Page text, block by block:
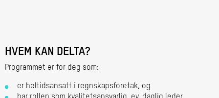
HVEM KAN DELTA?
Programmet er for deg som:
er heltidsansatt i regnskapsforetak, og